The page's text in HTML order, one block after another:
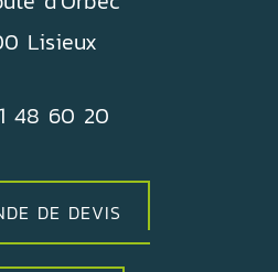
Lisieux
48 60 20
DE DEVIS